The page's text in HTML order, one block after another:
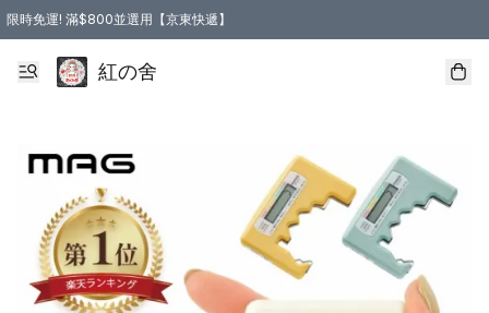
限時免運! 滿$800並選用【京東快遞】
紅の舍